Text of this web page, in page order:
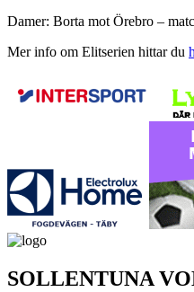
Damer: Borta mot Örebro –
Mer info om Elitserien hittar du
SOLLENTUNA